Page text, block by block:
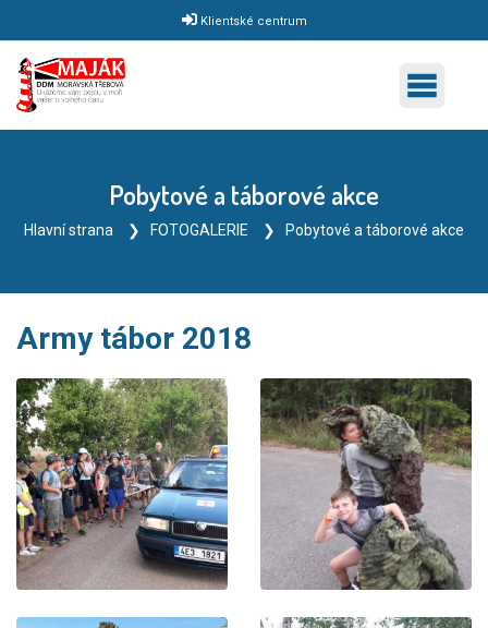
Klientské centrum
Pobytové a táborové akce
Hlavní strana FOTOGALERIE Pobytové a táborové akce
Army tábor 2018